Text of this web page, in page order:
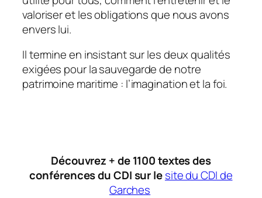
valoriser et les obligations que nous avons
envers lui.
Il termine en insistant sur les deux qualités
exigées pour la sauvegarde de notre
patrimoine maritime : l’imagination et la foi.
Découvrez + de 1100 textes des
conférences du CDI sur lesite du CDI de
Garches